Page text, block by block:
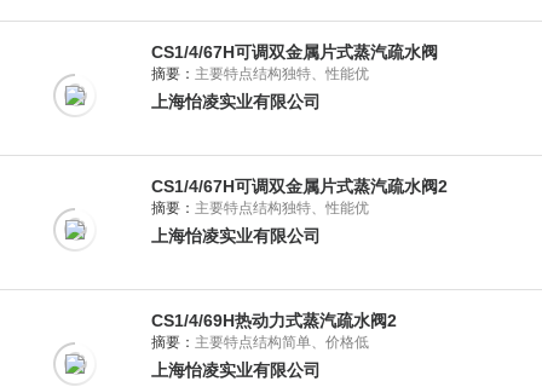
CS1/4/67H可调双金属片式蒸汽疏水阀
摘要： 主要特点结构独特、性能优
上海怡凌实业有限公司
CS1/4/67H可调双金属片式蒸汽疏水阀2
摘要： 主要特点结构独特、性能优
上海怡凌实业有限公司
CS1/4/69H热动力式蒸汽疏水阀2
摘要： 主要特点结构简单、价格低
上海怡凌实业有限公司